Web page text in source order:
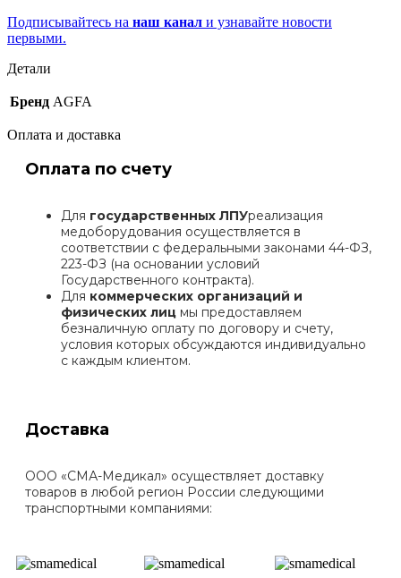
Подписывайтесь на наш канал и узнавайте новости
первыми.
Детали
Бренд AGFA
Оплата и доставка
Оплата по счету
Для государственных ЛПУреализация
медоборудования осуществляется в
соответствии с федеральными законами 44-ФЗ,
223-ФЗ (на основании условий
Государственного контракта).
Для коммерческих организаций и
физических лиц мы предоставляем
безналичную оплату по договору и счету,
условия которых обсуждаются индивидуально
с каждым клиентом.
Доставка
ООО «СМА-Медикал» осуществляет доставку
товаров в любой регион России следующими
транспортными компаниями: